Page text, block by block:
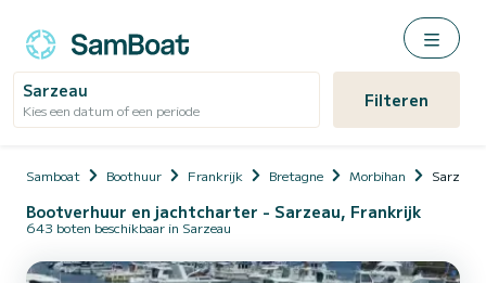
Sarzeau
Kies een datum of een periode Filteren
Samboat Boothuur Frankrijk Bretagne Morbihan Sarzeau
Bootverhuur en jachtcharter - Sarzeau, Frankrijk
643 boten beschikbaar in Sarzeau